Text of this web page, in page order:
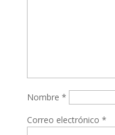
Nombre *
Correo electrónico *